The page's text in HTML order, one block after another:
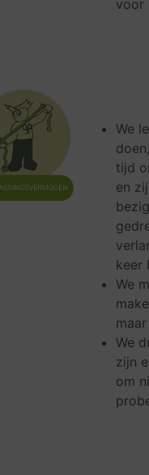
voor
We
tijd
en
keer
We
We
zijn
om